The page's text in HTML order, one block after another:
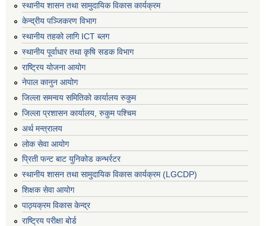
स्थानीय शासन तथा सामुदायिक विकास कार्यक्रम
केन्द्रीय पञ्जिकरण विभाग
स्थानीय तहको लागि ICT ब्लग
स्थानीय पूर्वाधार तथा कृषि सडक विभाग
राष्ट्रिय योजना आयोग
नेपाल कानुन आयोग
जिल्ला समन्वय समितिको कार्यालय रुकुम
जिल्ला प्रशासन कार्यालय, रुकुम पश्चिम
अर्थ मन्त्रालय
लोक सेवा आयोग
प्रिती फन्ट बाट युनिकोड कन्भर्रटर
स्थानीय शासन तथा सामुदायिक विकास कार्यक्रम (LGCDP)
शिक्षक सेवा आयोग
पाठ्यक्रम विकास केन्द्र
राष्ट्रिय परीक्षा बोर्ड